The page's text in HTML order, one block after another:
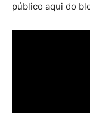
público aqui do